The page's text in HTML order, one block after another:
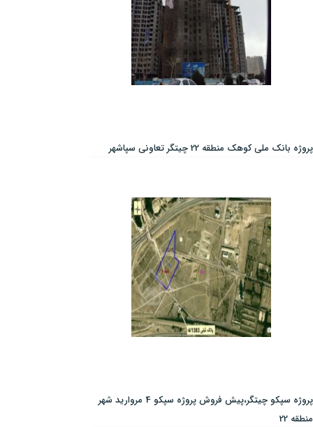
پروژه بانک ملی کوهک منطقه 22 چیتگر تعاونی سپاشهر
پروژه سپکو چیتگر،پیش فروش پروژه سپکو 4 مروارید شهر
منطقه 22